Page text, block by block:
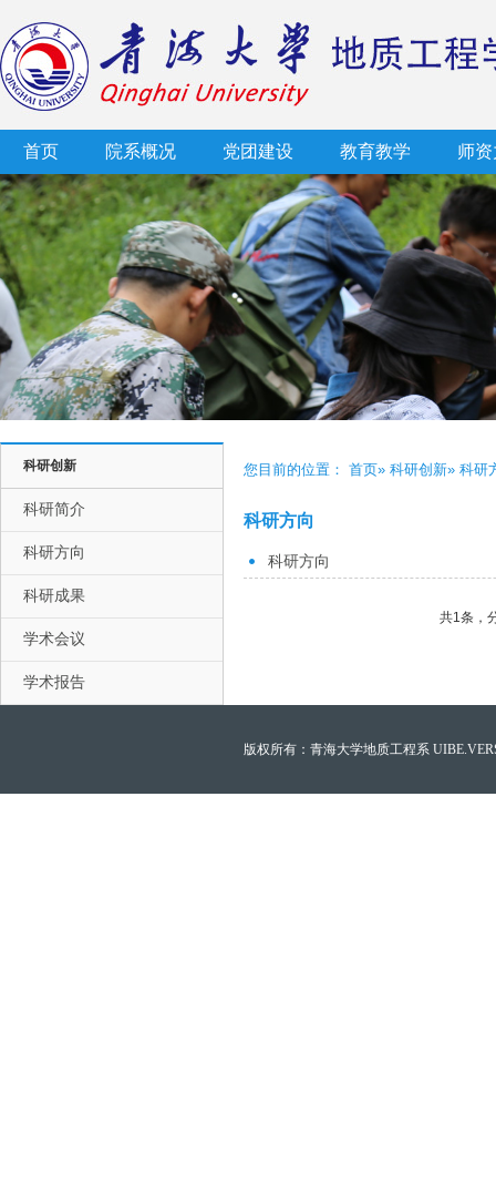
首页 院系概况 党团建设 教育教学 师
科研创新
科研简介
科研方向
科研成果
学术会议
学术报告
您目前的位置： 首页» 科研创新» 科研
科研方向
科研方向
共1条，
版权所有：青海大学地质工程系